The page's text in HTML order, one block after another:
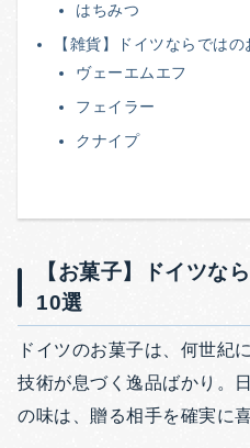
はちみつ
【雑貨】ドイツならでは
ヴェーエムエフ
フェイラー
クナイプ
【お菓子】ドイツな
10選
ドイツのお菓子は、何世紀
技術が息づく逸品ばかり。
の味は、贈る相手を確実に